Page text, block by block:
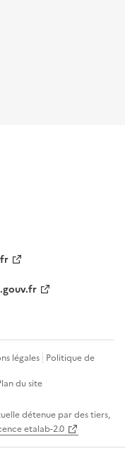
légales Politique de
du site
détenue par des tiers,
etalab-2.0